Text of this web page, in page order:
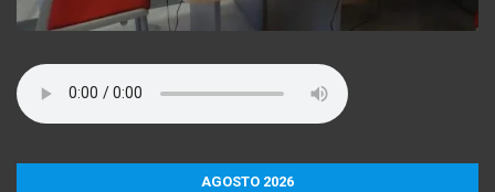
AGOSTO 2026